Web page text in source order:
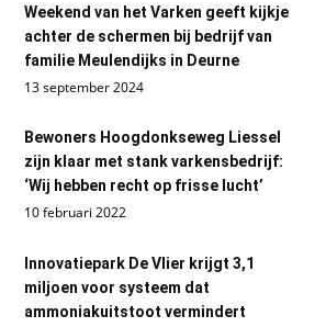
Weekend van het Varken geeft kijkje
achter de schermen bij bedrijf van
familie Meulendijks in Deurne
13 september 2024
Bewoners Hoogdonkseweg Liessel
zijn klaar met stank varkensbedrijf:
‘Wij hebben recht op frisse lucht’
10 februari 2022
Innovatiepark De Vlier krijgt 3,1
miljoen voor systeem dat
ammoniakuitstoot vermindert